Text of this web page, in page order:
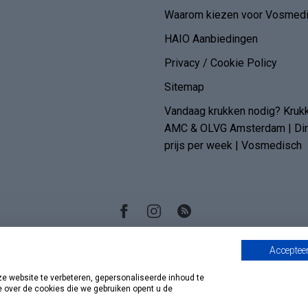
Waarom kiezen voor
HAIO Aanbiedingen
Privacy / Cookie Policy
Sitemap
Vandaag krukken nodig?
AMC & OLVG Amsterdam |
prijs per week | Vosmedisch
© Copyright 2026 Vosmedisch.nl - A. Vos en Zoons B.V.
website te verbeteren, gepersonaliseerde inhoud te
de cookies die we gebruiken opent u de